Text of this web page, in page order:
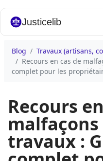
Justicelib
Blog
Travaux (artisans,
Recours en cas de
complet pour les
Recours
malfaçons
travaux :